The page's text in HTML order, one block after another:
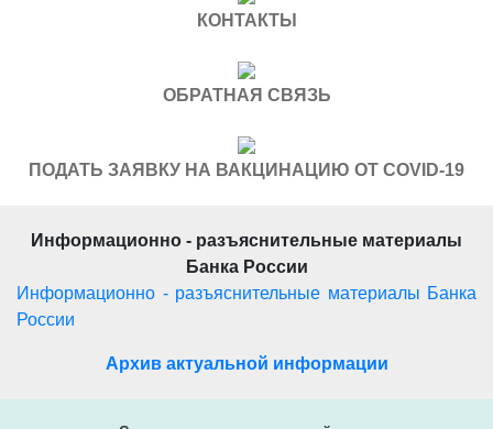
КОНТАКТЫ
ОБРАТНАЯ СВЯЗЬ
ПОДАТЬ ЗАЯВКУ НА ВАКЦИНАЦИЮ ОТ COVID-19
Информационно - разъяснительные материалы
Банка России
Информационно - разъяснительные материалы Банка
России
Архив актуальной информации